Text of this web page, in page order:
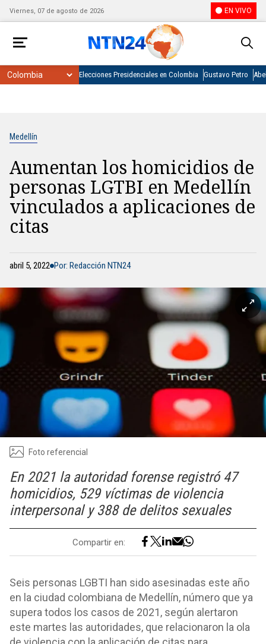
Viernes, 07 de agosto de 2026 EN VIVO
Elecciones Presidenciales en Colombia Gustavo Petro
Medellín
Aumentan los homicidios de
personas LGTBI en Medellín
vinculados a aplicaciones de
citas
abril 5, 2022 Por: Redacción NTN24
Foto referencial
En 2021 la autoridad forense registró 47
homicidios, 529 víctimas de violencia
interpersonal y 388 de delitos sexuales
Compartir en:
Seis personas LGBTI han sido asesinadas este año
en la ciudad colombiana de Medellín, número que ya
supera todos los casos de 2021, según alertaron
este martes las autoridades, que relacionaron la ola